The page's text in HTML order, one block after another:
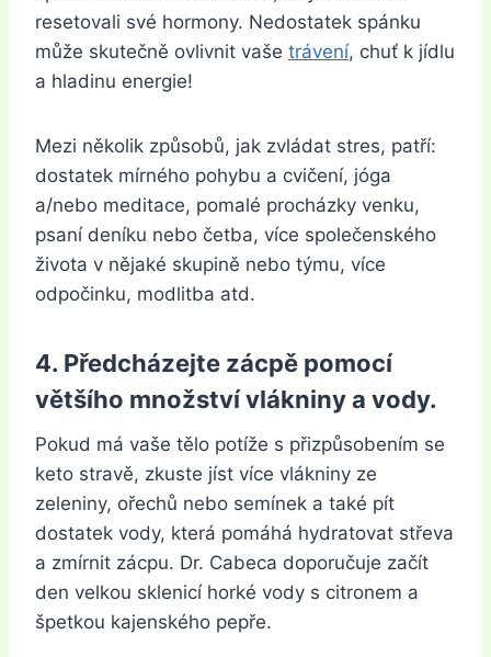
resetovali své hormony. Nedostatek spánku
může skutečně ovlivnit vaše trávení, chuť k jídlu
a hladinu energie!
Mezi několik způsobů, jak zvládat stres, patří:
dostatek mírného pohybu a cvičení, jóga
a/nebo meditace, pomalé procházky venku,
psaní deníku nebo četba, více společenského
života v nějaké skupině nebo týmu, více
odpočinku, modlitba atd.
4. Předcházejte zácpě pomocí
většího množství vlákniny a vody.
Pokud má vaše tělo potíže s přizpůsobením se
keto stravě, zkuste jíst více vlákniny ze
zeleniny, ořechů nebo semínek a také pít
dostatek vody, která pomáhá hydratovat střeva
a zmírnit zácpu. Dr. Cabeca doporučuje začít
den velkou sklenicí horké vody s citronem a
špetkou kajenského pepře.